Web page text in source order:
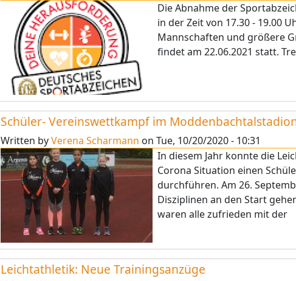
Die Abnahme der
in der Zeit von 17.30 - 19.00
Mannschaften und größere
findet am 22.06.2021 statt.
Schüler- Vereinswettkampf im
Written byVerena Scharmann on Tue, 10/20/2020 - 10:31
In diesem Jahr konnte die
Corona Situation einen
durchführen. Am 26.
Disziplinen an den Start
waren alle zufrieden mit der
Leichtathletik: Neue Trainingsanzüge